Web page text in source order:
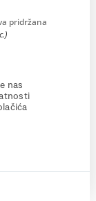
pridržana
nas